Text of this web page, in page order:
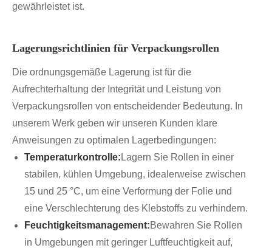
gewährleistet ist.
Lagerungsrichtlinien für Verpackungsrollen
Die ordnungsgemäße Lagerung ist für die
Aufrechterhaltung der Integrität und Leistung von
Verpackungsrollen von entscheidender Bedeutung. In
unserem Werk geben wir unseren Kunden klare
Anweisungen zu optimalen Lagerbedingungen:
Temperaturkontrolle: Lagern Sie Rollen in einer
stabilen, kühlen Umgebung, idealerweise zwischen
15 und 25 °C, um eine Verformung der Folie und
eine Verschlechterung des Klebstoffs zu verhindern.
Feuchtigkeitsmanagement:Bewahren Sie Rollen
in Umgebungen mit geringer Luftfeuchtigkeit auf,